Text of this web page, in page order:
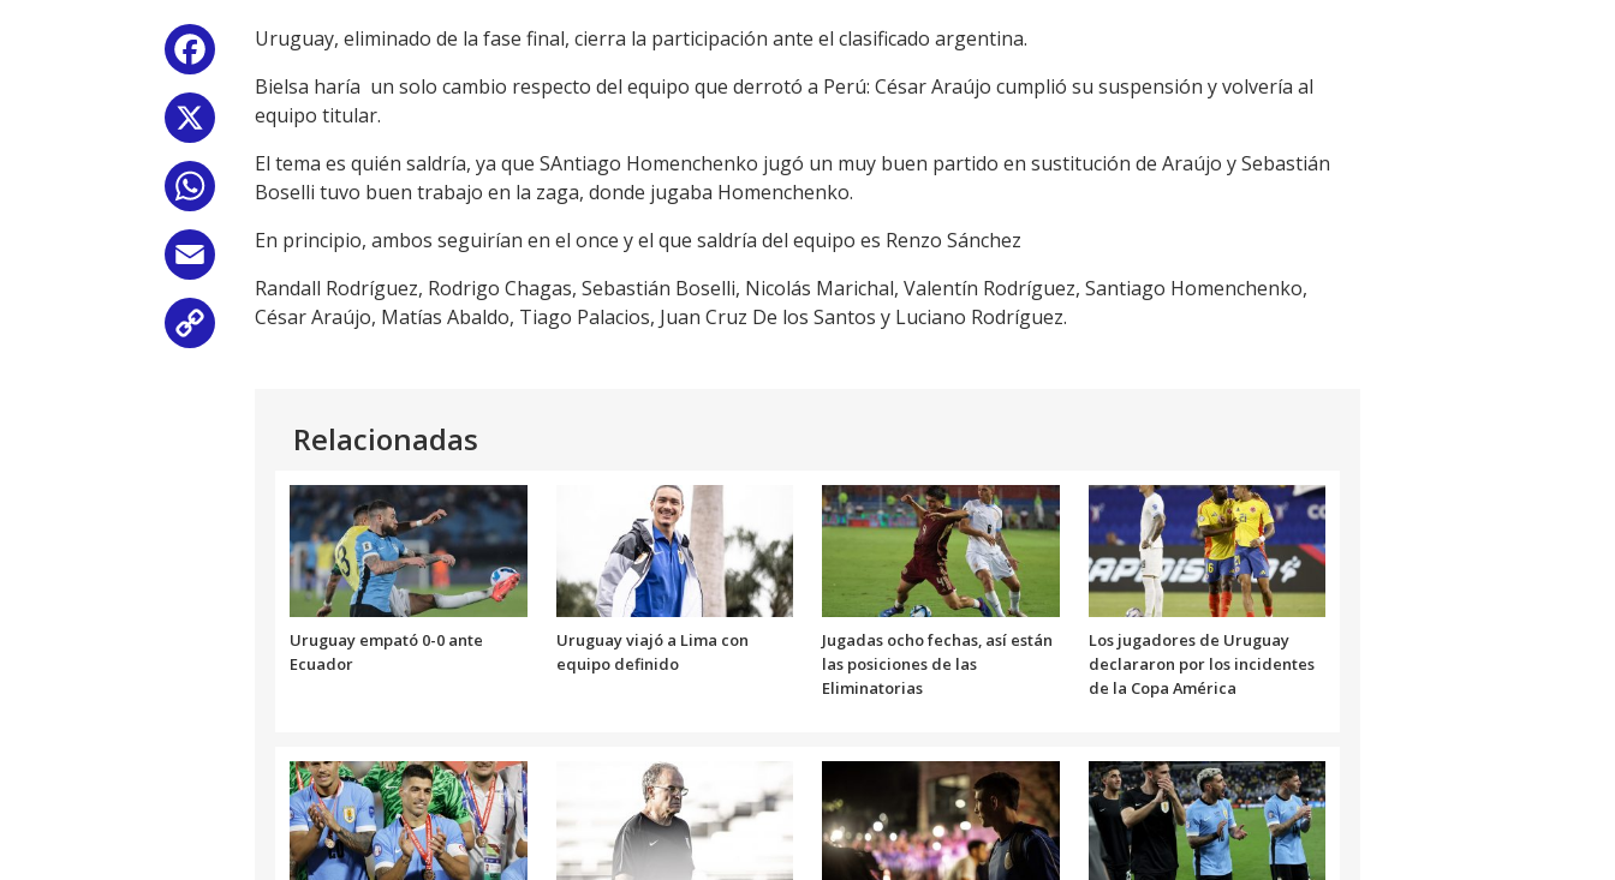
Facebook
WhatsApp
Copy
Uruguay, eliminado de la fase final, cierra la participación ante el clasificado argentina.
Bielsa haría un solo cambio respecto del equipo que derrotó a Perú: César Araújo cumplió su suspensión y volvería al
equipo titular.
El tema es quién saldría, ya que SAntiago Homenchenko jugó un muy buen partido en sustitución de Araújo y Sebastián
Boselli tuvo buen trabajo en la zaga, donde jugaba Homenchenko.
En principio, ambos seguirían en el once y el que saldría del equipo es Renzo Sánchez
Randall Rodríguez, Rodrigo Chagas, Sebastián Boselli, Nicolás Marichal, Valentín Rodríguez, Santiago Homenchenko,
César Araújo, Matías Abaldo, Tiago Palacios, Juan Cruz De los Santos y Luciano Rodríguez.
Relacionadas
Uruguay empató 0-0 ante
Ecuador
Uruguay viajó a Lima con
equipo definido
Jugadas ocho fechas, así están
las posiciones de las
Eliminatorias
Los jugadores de Uruguay
declararon por los incidentes
de la Copa América